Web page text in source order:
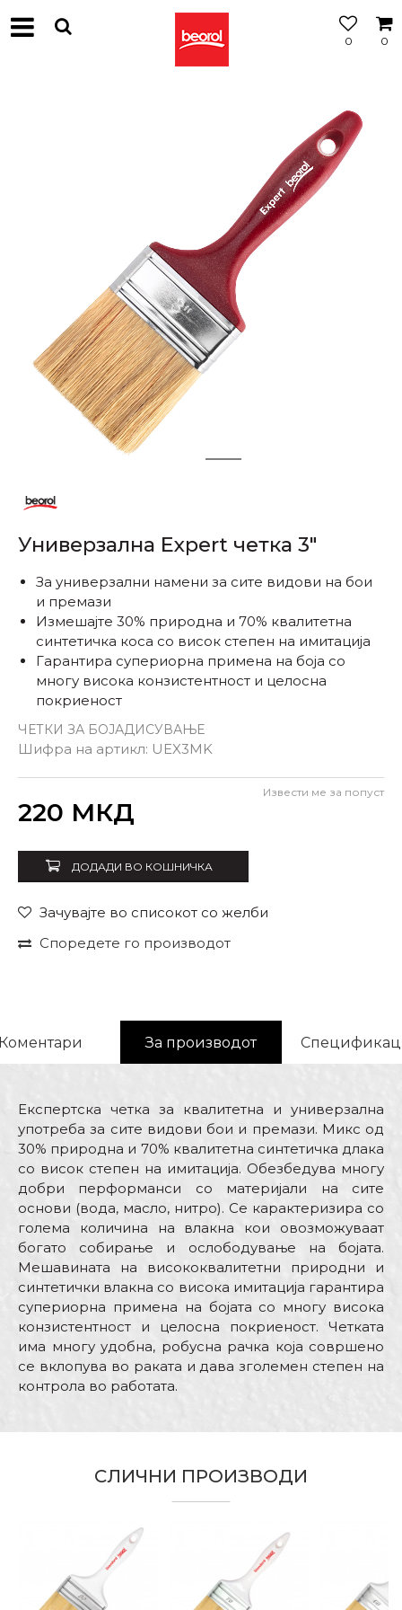
0
0
2
Универзална Expert четка 3"
ЧЕТКИ ЗА БОЈАДИСУВАЊЕ
Шифра на артикл: UEX3MK
За универзални намени за сите видови на бои
и премази
Измешајте 30% природна и 70% квалитетна
синтетичка коса со висок степен на имитација
Гарантира супериорна примена на боја со
многу висока конзистентност и целосна
покриеност
220 МКД
Извести ме за попуст
ДОДАДИ ВО КОШНИЧКА
Зачувајте во списокот со желби
Споредете го производот
За производот
Експертска четка за квалитетна и универзална
употреба за сите видови бои и премази. Микс од
30% природна и 70% квалитетна синтетичка длака
со висок степен на имитација. Обезбедува многу
добри перформанси со материјали на сите
основи (вода, масло, нитро). Се карактеризира со
голема количина на влакна кои овозможуваат
богато собирање и ослободување на бојата.
Мешавината на висококвалитетни природни и
синтетички влакна со висока имитација гарантира
супериорна примена на бојата со многу висока
конзистентност и целосна покриеност. Четката
има многу удобна, робусна рачка која совршено
се вклопува во раката и дава зголемен степен на
контрола во работата.
Бордо
3” x 23mm
Должина на длаката
70mm
Порака
СЛИЧНИ ПРОИЗВОДИ